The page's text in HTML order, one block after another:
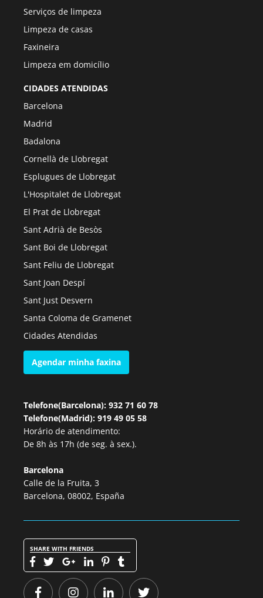
Serviços de limpeza
Limpeza de casas
Faxineira
Limpeza em domicílio
CIDADES ATENDIDAS
Barcelona
Madrid
Badalona
Cornellà de Llobregat
Esplugues de Llobregat
L'Hospitalet de Llobregat
El Prat de Llobregat
Sant Adrià de Besòs
Sant Boi de Llobregat
Sant Feliu de Llobregat
Sant Joan Despí
Sant Just Desvern
Santa Coloma de Gramenet
Cidades Atendidas
Agendar minha faxina
Telefone(Barcelona): 932 71 60 78
Telefone(Madrid): 919 49 05 58
Horário de atendimento:
De 8h às 17h (de seg. à sex.).
Barcelona
Calle de la Fruita, 3
Barcelona, 08002, España
SHARE WITH FRIENDS